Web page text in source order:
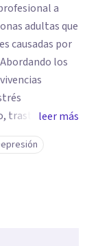
a
adultas que
causadas por
víctimas
ambiente
en su
leer más